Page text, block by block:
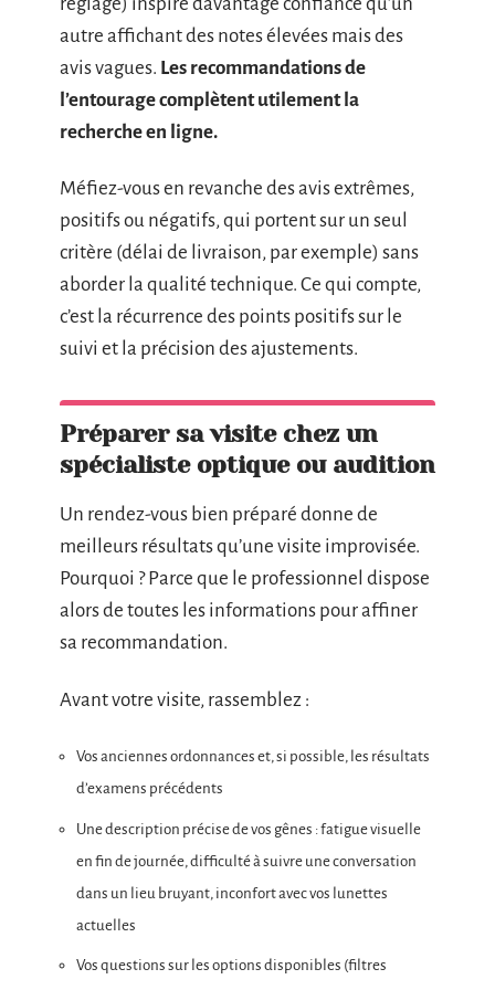
autre affichant des notes élevées mais des
avis vagues. Les recommandations de
l’entourage complètent utilement la
recherche en ligne.
Méfiez-vous en revanche des avis extrêmes,
positifs ou négatifs, qui portent sur un seul
critère (délai de livraison, par exemple) sans
aborder la qualité technique. Ce qui compte,
c’est la récurrence des points positifs sur le
suivi et la précision des ajustements.
Préparer sa visite chez un
spécialiste optique ou audition
Un rendez-vous bien préparé donne de
meilleurs résultats qu’une visite improvisée.
Pourquoi ? Parce que le professionnel dispose
alors de toutes les informations pour affiner
sa recommandation.
Avant votre visite, rassemblez :
Vos anciennes ordonnances et, si possible, les résultats
d’examens précédents
Une description précise de vos gênes : fatigue visuelle
en fin de journée, difficulté à suivre une conversation
dans un lieu bruyant, inconfort avec vos lunettes
actuelles
Vos questions sur les options disponibles (filtres